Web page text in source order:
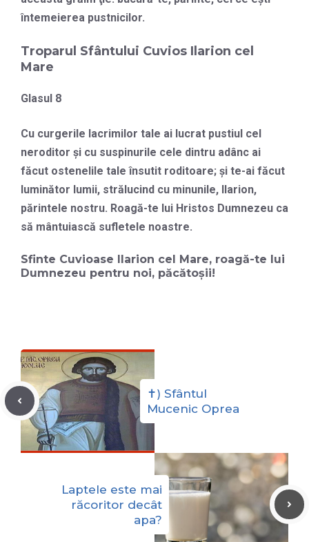
întemeierea pustnicilor.
Troparul Sfântului Cuvios Ilarion cel
Mare
Glasul 8
Cu curgerile lacrimilor tale ai lucrat pustiul cel
neroditor şi cu suspinurile cele dintru adânc ai
făcut ostenelile tale însutit roditoare; şi te-ai făcut
luminător lumii, strălucind cu minunile, Ilarion,
părintele nostru. Roagă-te lui Hristos Dumnezeu ca
să mântuiască sufletele noastre.
Sfinte Cuvioase Ilarion cel Mare, roagă-te lui
Dumnezeu pentru noi, păcătoșii!
✝) Sfântul
Mucenic Oprea
Laptele este mai
răcoritor decât
apa?